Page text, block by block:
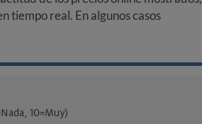
tiempo real. En algunos casos